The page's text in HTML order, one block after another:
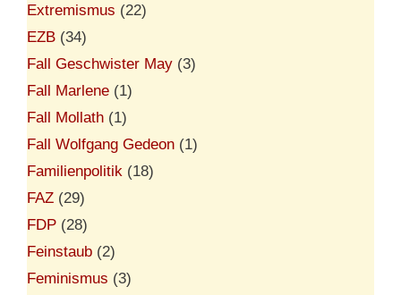
Extremismus (22)
EZB (34)
Fall Geschwister May (3)
Fall Marlene (1)
Fall Mollath (1)
Fall Wolfgang Gedeon (1)
Familienpolitik (18)
FAZ (29)
FDP (28)
Feinstaub (2)
Feminismus (3)